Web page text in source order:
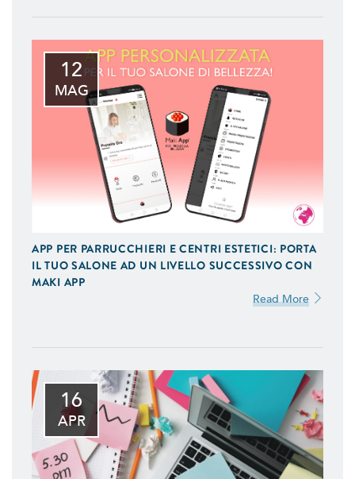
12
MAG
APP PER PARRUCCHIERI E CENTRI ESTETICI: PORTA
IL TUO SALONE AD UN LIVELLO SUCCESSIVO CON
MAKI APP
Read More
16
APR